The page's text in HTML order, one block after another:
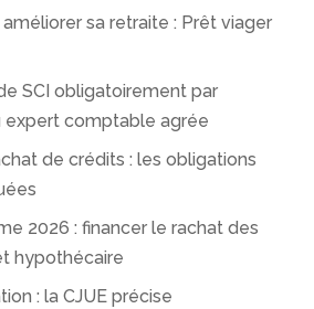
sa retraite : Prêt viager
SCI obligatoirement par
expert comptable agrée
de crédits : les obligations
2026 : financer le rachat des
hypothécaire
: la CJUE précise